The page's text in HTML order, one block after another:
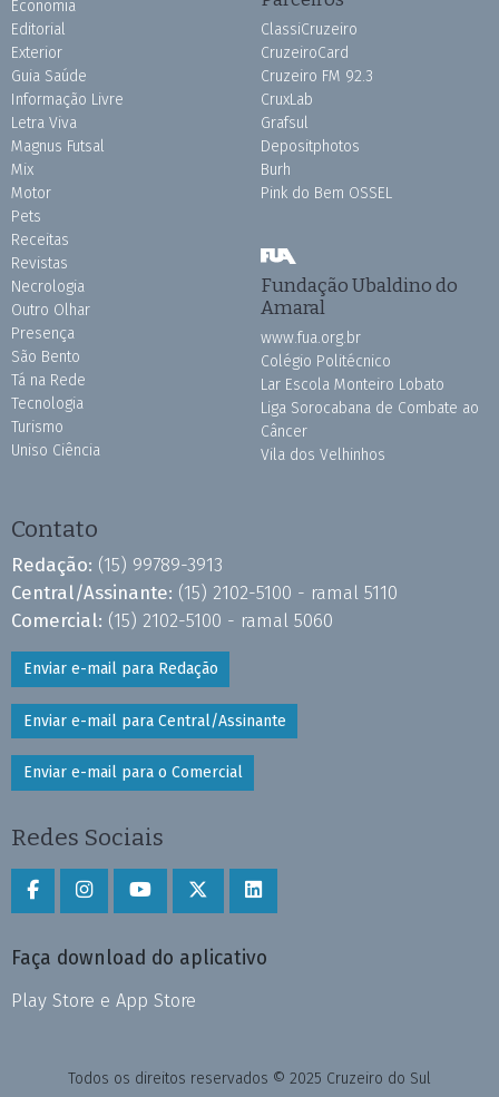
Economia
Editorial
Exterior
Guia Saúde
Informação Livre
Letra Viva
Magnus Futsal
Mix
Motor
Pets
Receitas
Revistas
Necrologia
Outro Olhar
Presença
São Bento
Tá na Rede
Tecnologia
Turismo
Uniso Ciência
ClassiCruzeiro
CruzeiroCard
Cruzeiro FM 92.3
CruxLab
Grafsul
Depositphotos
Burh
Pink do Bem OSSEL
Fundação Ubaldino do
Amaral
www.fua.org.br
Colégio Politécnico
Lar Escola Monteiro Lobato
Liga Sorocabana de Combate ao
Câncer
Vila dos Velhinhos
Contato
Redação: (15) 99789-3913
Central/Assinante: (15) 2102-5100 - ramal 5110
Comercial: (15) 2102-5100 - ramal 5060
Enviar e-mail para Redação
Enviar e-mail para Central/Assinante
Enviar e-mail para o Comercial
Redes Sociais
Faça download do aplicativo
Play Store e App Store
Todos os direitos reservados © 2025 Cruzeiro do Sul